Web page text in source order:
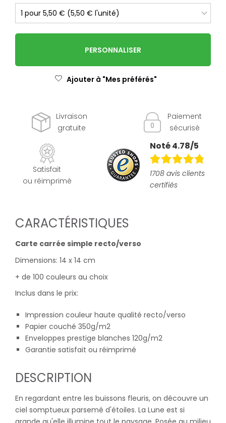
PERSONNALISER
Ajouter à "Mes préférés"
Livraison
gratuite
Paiement
sécurisé
Satisfait
ou réimprimé
Noté 4.78/5
1708 avis clients
certifiés
CARACTÉRISTIQUES
Carte carrée simple recto/verso
Dimensions: 14 x 14 cm
+ de 100 couleurs au choix
Inclus dans le prix:
Impression couleur haute qualité recto/verso
Papier couché 350g/m2
Enveloppes prestige blanches 120g/m2
Garantie satisfait ou réimprimé
DESCRIPTION
En regardant entre les buissons fleuris, on découvre un
ciel somptueux parsemé d'étoiles. La Lune est si